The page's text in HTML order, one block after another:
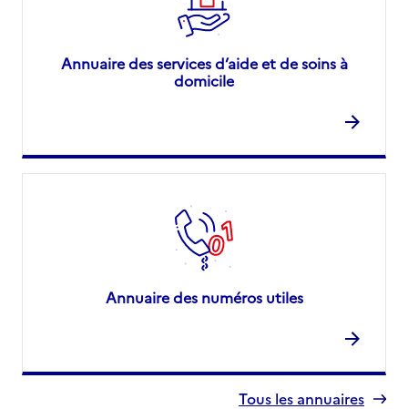
Annuaire des services d’aide et de soins à
domicile
Annuaire des numéros utiles
Tous les annuaires